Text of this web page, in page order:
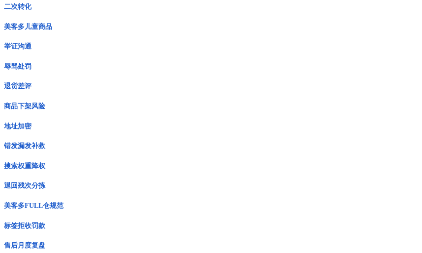
二次转化
美客多儿童商品
举证沟通
辱骂处罚
退货差评
商品下架风险
地址加密
错发漏发补救
搜索权重降权
退回残次分拣
美客多FULL仓规范
标签拒收罚款
售后月度复盘